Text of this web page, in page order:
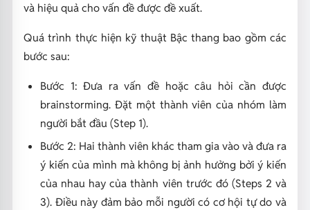
và hiệu quả cho vấn đề được đề xuất.
Quá trình thực hiện kỹ thuật Bậc thang bao gồm các
bước sau:
Bước 1: Đưa ra vấn đề hoặc câu hỏi cần được
brainstorming. Đặt một thành viên của nhóm làm
người bắt đầu (Step 1).
Bước 2: Hai thành viên khác tham gia vào và đưa ra
ý kiến của mình mà không bị ảnh hưởng bởi ý kiến
của nhau hay của thành viên trước đó (Steps 2 và
3). Điều này đảm bảo mỗi người có cơ hội tự do và